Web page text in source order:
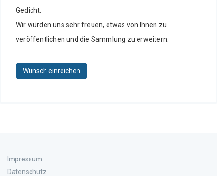
Gedicht.
Wir würden uns sehr freuen, etwas von Ihnen zu
veröffentlichen und die Sammlung zu erweitern.
Wunsch einreichen
Impressum
Datenschutz